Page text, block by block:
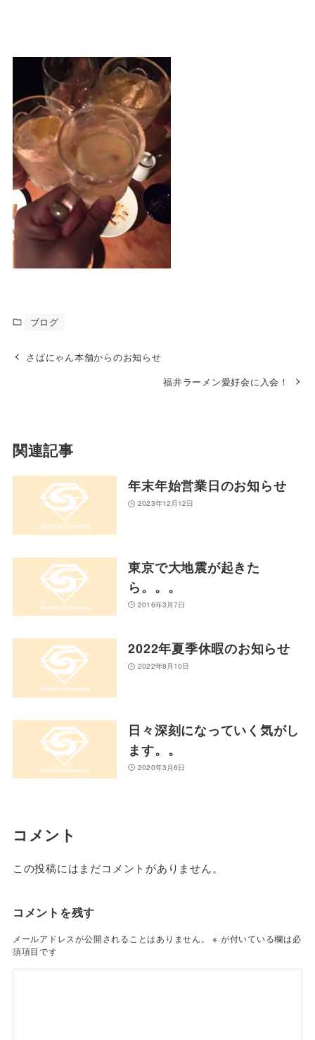
ブログ
さばにゃん本舗からのお知らせ
福井ラーメン愛好会に入会！
関連記事
年末年始営業日のお知らせ
2023年12月12日
東京で大地震が起きた
ら。。。
2016年3月7日
2022年夏季休暇のお知らせ
2022年8月10日
日々深刻になっていく気がし
ます。。
2020年3月6日
コメント
この投稿にはまだコメントがありません。
コメントを残す
メールアドレスが公開されることはありません。 ※ が付いている欄は必
須項目です